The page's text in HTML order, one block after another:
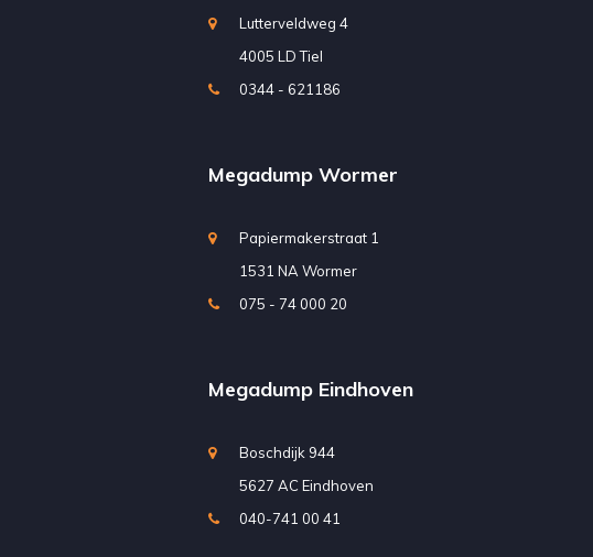
Lutterveldweg 4
4005 LD Tiel
0344 - 621186
Megadump Wormer
Papiermakerstraat 1
1531 NA Wormer
075 - 74 000 20
Megadump Eindhoven
Boschdijk 944
5627 AC Eindhoven
040-741 00 41